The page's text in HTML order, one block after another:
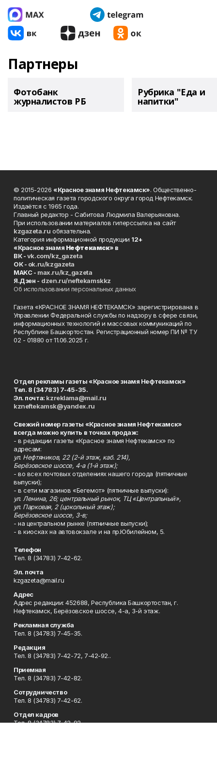
Партнеры
Фотобанк
журналистов РБ
Рубрика "Еда и
напитки"
© 2015-2026 «Красное знамя Нефтекамск». Общественно-
политическая газета городского округа город Нефтекамск.
Издаётся с 1965 года.
Главный редактор - Сабитова Людмила Валерьяновна.
При использовании материалов гиперссылка на сайт
kzgazeta.ru обязательна.
Категория информационной продукции 12+
«Красное знамя Нефтекамск» в
ВК -vk.com/kz_gazeta
ОК - ok.ru/kzgazeta
MAKC - max.ru/kz_gazeta
Я.Дзен - dzen.ru/neftekamskkz
Об использовании персональных данных
Газета «КРАСНОЕ ЗНАМЯ НЕФТЕКАМСК» зарегистрирована в
Управлении Федеральной службы по надзору в сфере связи,
информационных технологий и массовых коммуникаций по
Республике Башкортостан. Регистрационный номер ПИ № ТУ
02 - 01880 от 11.06.2025 г.
Отдел рекламы газеты «Красное знамя Нефтекамск»
Тел. 8 (34783) 7-45-35.
Эл. почта: kzreklama@mail.ru
kzneftekamsk@yandex.ru
Свежий номер газеты «Красное знамя Нефтекамск»
всегда можно купить в точках продаж:
- в редакции газеты «Красное знамя Нефтекамск» по
адресам:
ул. Нефтяников, 22 (2-й этаж, каб. 214),
Берёзовское шоссе, 4-а (1-й этаж);
- во всех почтовых отделениях нашего города (пятничные
выпуски);
- в сети магазинов «Бегемот» (пятничные выпуски):
ул. Ленина, 26; центральный рынок, ТЦ «Центральный»,
ул. Парковая, 2 (цокольный этаж);
Берёзовское шоссе, 3-в;
- на центральном рынке (пятничные выпуски);
- в киосках на автовокзале и на пр.Юбилейном, 5.
Телефон
Тел. 8 (34783) 7-42-62.
Эл. почта
kzgazeta@mail.ru
Адрес
Адрес редакции: 452688, Республика Башкортостан, г.
Нефтекамск, Берёзовское шоссе, 4-а, 3-й этаж.
Рекламная служба
Тел. 8 (34783) 7-45-35.
Редакция
Тел. 8 (34783) 7-42-72, 7-42-92..
Приемная
Тел. 8 (34783) 7-42-82.
Сотрудничество
Тел. 8 (34783) 7-42-62.
Отдел кадров
Тел. 8 (34783) 7-42-92.